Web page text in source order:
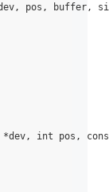
pos, buffer,
int pos,